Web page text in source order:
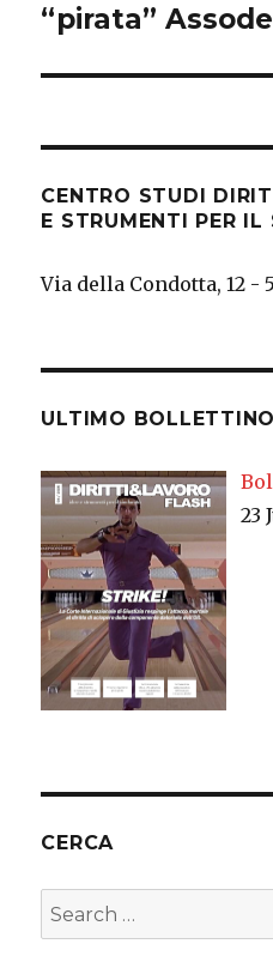
“pirata”
CENTRO STUDI
E STRUMENTI PER IL
Via della Condotta, 12 -
ULTIMO BOLLETTINO
23
CERCA
Search
for: